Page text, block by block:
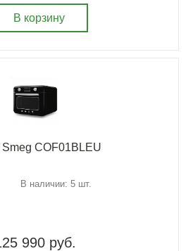
В корзину
Smeg COF01BLEU
В наличии: 5 шт.
990 руб.